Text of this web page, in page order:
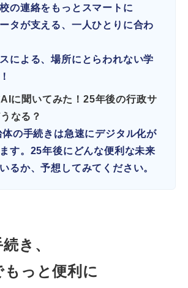
の連絡をもっとスマートに
タが支える、一人ひとりに合わ
による、場所にとらわれない学
に聞いてみた！25年後の行政サ
なる？
の手続きは急速にデジタル化が
す。25年後にどんな便利な未来
るか、予想してみてください。
き、
っと便利に